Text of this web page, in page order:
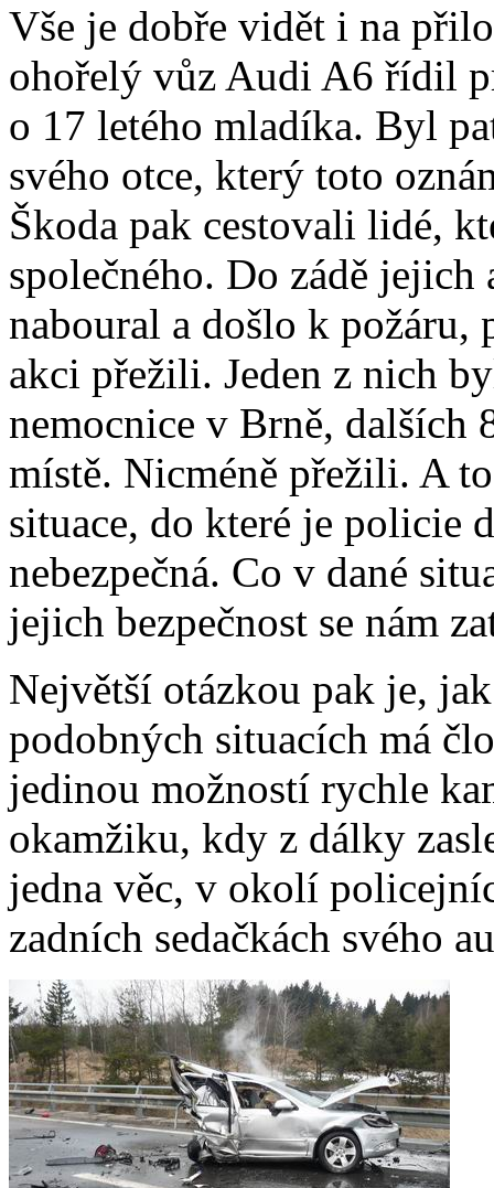
Vše je dobře vidět i na
ohořelý vůz Audi A6 řídil
o 17 letého mladíka. Byl
svého otce, který toto
Škoda pak cestovali lidé,
společného. Do zádě
naboural a došlo k
akci přežili. Jeden z nich
nemocnice v Brně, dalších
místě. Nicméně přežili. A
situace, do které je policie
nebezpečná. Co v dané
jejich bezpečnost se nám
Největší otázkou pak je,
podobných situacích má
jedinou možností rychle
okamžiku, kdy z dálky
jedna věc, v okolí
zadních sedačkách svého